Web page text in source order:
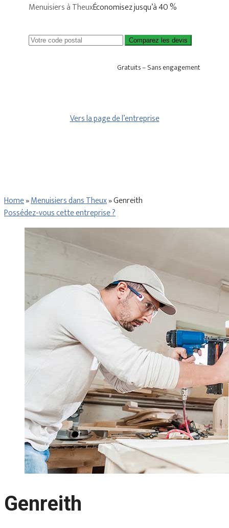
Menuisiers à TheuxÉconomisez jusqu’à 40 %
Comparez les devis
Gratuits – Sans engagement
Vers la page de l’entreprise
Home»Menuisiers dans Theux»Genreith
Possédez-vous cette entreprise ?
Genreith